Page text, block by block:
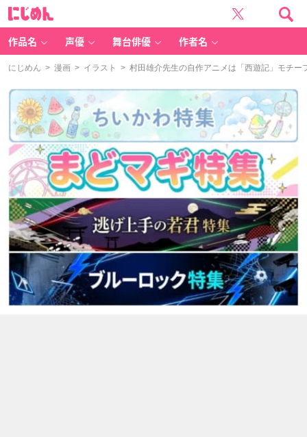
作品名 声優 舞台俳優 作者名
にじめん > 漫画 > イラスト > 村田雄介先生の自作アニメは「西遊記」モチー